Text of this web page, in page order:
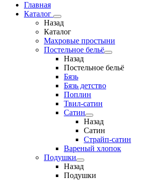
Главная
Каталог
Назад
Каталог
Махровые простыни
Постельное бельё
Назад
Постельное бельё
Бязь
Бязь детство
Поплин
Твил-сатин
Сатин
Назад
Сатин
Страйп-сатин
Вареный хлопок
Подушки
Назад
Подушки